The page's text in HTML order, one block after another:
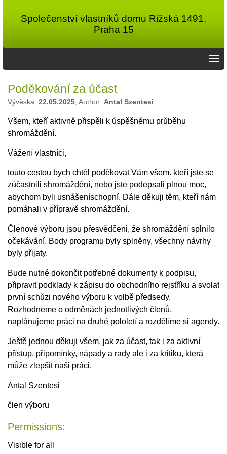
Společenství vlastníků domu Rižská 1491,
Praha 15
Poděkování za účast
Vývěska: 22.05.2025, Author: Antal Szentesi
Všem, kteří aktivně přispěli k úspěšnému průběhu
shromáždění.
Vážení vlastníci,
touto cestou bych chtěl poděkovat Vám všem. kteří jste se
zúčastnili shromáždění, nebo jste podepsali plnou moc,
abychom byli usnášeníschopní. Dále děkuji těm, kteří nám
pomáhali v přípravě shromáždění.
Členové výboru jsou přesvědčeni, že shromáždění splnilo
očekávání. Body programu byly splněny, všechny návrhy
byly přijaty.
Bude nutné dokončit potřebné dokumenty k podpisu,
připravit podklady k zápisu do obchodního rejstříku a svolat
první schůzi nového výboru k volbě předsedy.
Rozhodneme o odměnách jednotlivých členů,
naplánujeme práci na druhé pololetí a rozdělíme si agendy.
Ještě jednou děkuji všem, jak za účast, tak i za aktivní
přístup, připomínky, nápady a rady ale i za kritiku, která
může zlepšit naši práci.
Antal Szentesi
člen výboru
Permissions:
Visible for all